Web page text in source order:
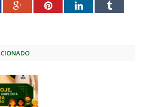
Google+PinterestLinkedInTumblr